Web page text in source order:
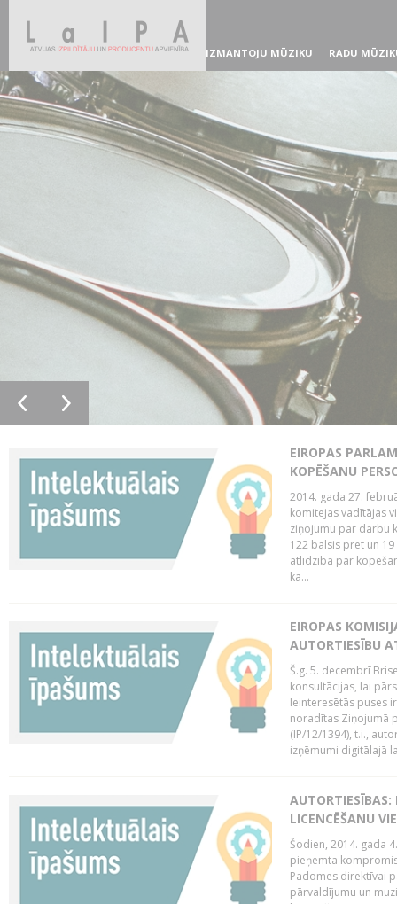
IZMANTOJU MŪZIKU RADU
EIROPAS
KOPĒŠANU
2014. gada 27.
komitejas vadītājas
ziņojumu par darbu
122 balsis pret un
atlīdzība par
ka...
EIROPAS
AUTORTIESĪBU
Š.g. 5. decembrī
konsultācijas, lai
Ieinteresētās puses
noradītas Ziņojumā
(IP/12/1394), t.i.,
izņēmumi digitālajā
AUTORTIESĪBAS:
LICENCĒŠANU
Šodien, 2014. gada
pieņemta
Padomes direktīvai
pārvaldījumu un